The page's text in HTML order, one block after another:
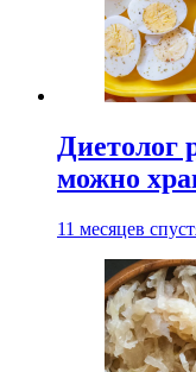
Диетолог
можно
11 месяцев